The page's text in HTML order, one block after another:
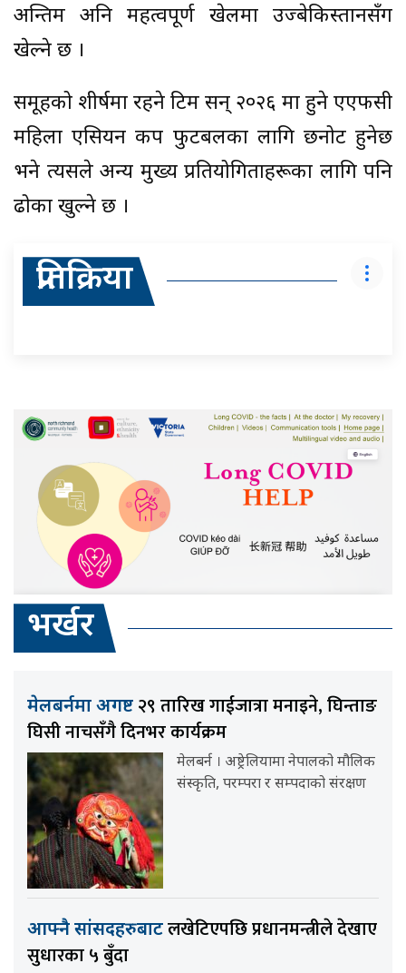
अन्तिम अनि महत्वपूर्ण खेलमा उज्बेकिस्तानसँग
खेल्ने छ ।
समूहको शीर्षमा रहने टिम सन् २०२६ मा हुने एएफसी
महिला एसियन कप फुटबलका लागि छनोट हुनेछ
भने त्यसले अन्य मुख्य प्रतियोगिताहरूका लागि पनि
ढोका खुल्ने छ ।
प्रतिक्रिया
भर्खर
मेलबर्नमा अगष्ट २९ तारिख गाईजात्रा मनाइने, घिन्ताङ
घिसी नाचसँगै दिनभर कार्यक्रम
मेलबर्न । अष्ट्रेलियामा नेपालको मौलिक
संस्कृति, परम्परा र सम्पदाको संरक्षण
आफ्नै सांसदहरुबाटलखेटिएपछि प्रधानमन्त्रीले देखाए
सुधारका ५ बुँदा